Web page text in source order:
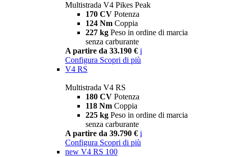
Multistrada V4 Pikes Peak
170 CV Potenza
124 Nm Coppia
227 kg Peso in ordine di marcia
senza carburante
A partire da 33.190 € i
Configura Scopri di più
V4 RS
Multistrada V4 RS
180 CV Potenza
118 Nm Coppia
225 kg Peso in ordine di marcia
senza carburante
A partire da 39.790 € i
Configura Scopri di più
new V4 RS 100